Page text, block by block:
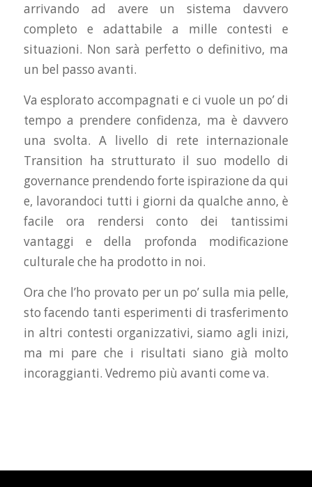
arrivando ad avere un sistema davvero
completo e adattabile a mille contesti e
situazioni. Non sarà perfetto o definitivo, ma
un bel passo avanti.
Va esplorato accompagnati e ci vuole un po’ di
tempo a prendere confidenza, ma è davvero
una svolta. A livello di rete internazionale
Transition ha strutturato il suo modello di
governance prendendo forte ispirazione da qui
e, lavorandoci tutti i giorni da qualche anno, è
facile ora rendersi conto dei tantissimi
vantaggi e della profonda modificazione
culturale che ha prodotto in noi.
Ora che l’ho provato per un po’ sulla mia pelle,
sto facendo tanti esperimenti di trasferimento
in altri contesti organizzativi, siamo agli inizi,
ma mi pare che i risultati siano già molto
incoraggianti. Vedremo più avanti come va.